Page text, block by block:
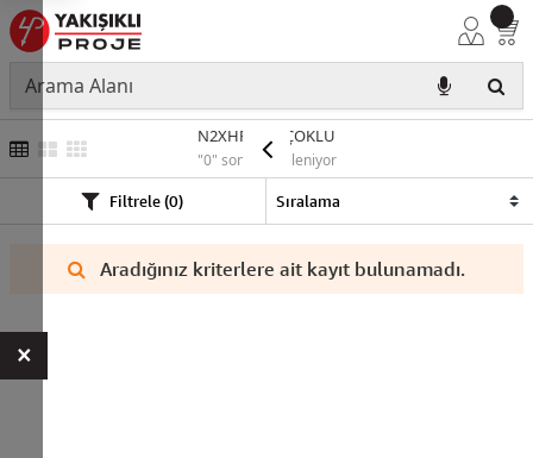
N2XHFE180 ÇOKLU
"0" sonuç listeleniyor
Filtrele (0)
Aradığınız kriterlere ait kayıt bulunamadı.
×